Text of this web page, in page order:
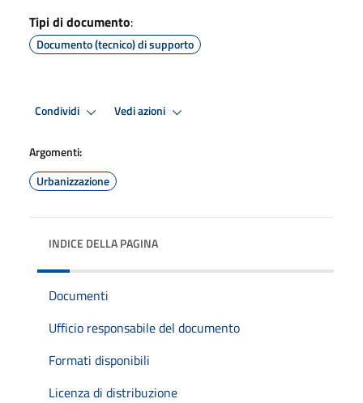
Tipi di documento:
Documento (tecnico) di supporto
Condividi Vedi azioni
Argomenti:
Urbanizzazione
INDICE DELLA PAGINA
Documenti
Ufficio responsabile del documento
Formati disponibili
Licenza di distribuzione